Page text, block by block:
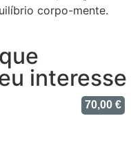
corpo-mente.
interesse
70,00 €